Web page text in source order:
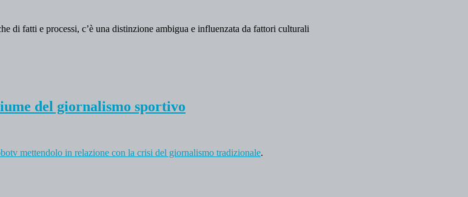
fatti e processi, c’è una distinzione ambigua e influenzata da fattori culturali
del giornalismo sportivo
mettendolo in relazione con la crisi del giornalismo tradizionale.